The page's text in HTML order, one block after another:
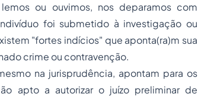
ou ouvimos, nos deparamos com
foi submetido à investigação ou
"fortes indícios" que aponta(ra)m sua
crime ou contravenção.
na jurisprudência, apontam para os
apto a autorizar o juízo preliminar de